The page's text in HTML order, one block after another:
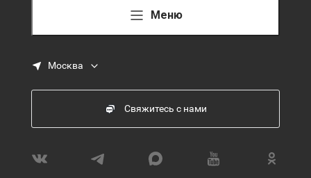
Меню
Москва
Свяжитесь с нами